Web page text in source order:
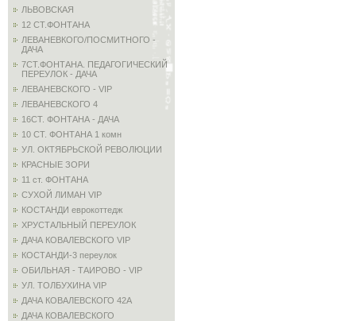
ЛЬВОВСКАЯ
12 СТ.ФОНТАНА
ЛЕВАНЕВКОГО/ПОСМИТНОГО -
ДАЧА
7СТ.ФОНТАНА. ПЕДАГОГИЧЕСКИЙ
ПЕРЕУЛОК - ДАЧА
ЛЕВАНЕВСКОГО - VIP
ЛЕВАНЕВСКОГО 4
16СТ. ФОНТАНА - ДАЧА
10 СТ. ФОНТАНА 1 комн
УЛ. ОКТЯБРЬСКОЙ РЕВОЛЮЦИИ
КРАСНЫЕ ЗОРИ
11 ст. ФОНТАНА
СУХОЙ ЛИМАН VIP
КОСТАНДИ еврокоттедж
ХРУСТАЛЬНЫЙ ПЕРЕУЛОК
ДАЧА КОВАЛЕВСКОГО VIP
КОСТАНДИ-3 переулок
ОБИЛЬНАЯ - ТАИРОВО - VIP
УЛ. ТОЛБУХИНА VIP
ДАЧА КОВАЛЕВСКОГО 42А
ДАЧА КОВАЛЕВСКОГО